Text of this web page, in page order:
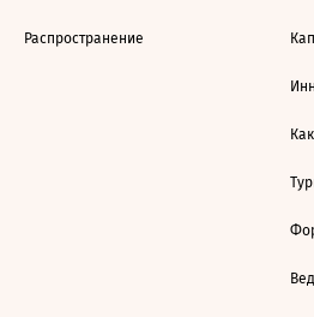
Распространение